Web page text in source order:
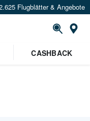
Flugblätter & Angebote
CASHBACK